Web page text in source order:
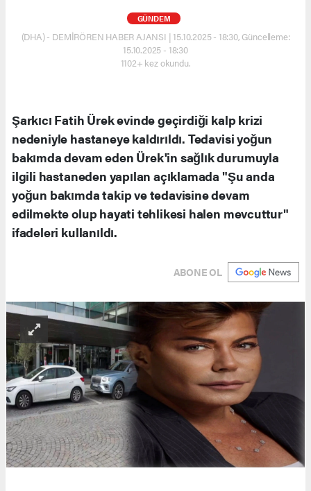
GÜNDEM
(DHA) - DEMİRÖREN HABER AJANSI | 15.10.2025 - 18:30, Güncelleme:
15.10.2025 - 18:30
1102+ kez okundu.
Şarkıcı Fatih Ürek evinde geçirdiği kalp krizi
nedeniyle hastaneye kaldırıldı. Tedavisi yoğun
bakımda devam eden Ürek'in sağlık durumuyla
ilgili hastaneden yapılan açıklamada "Şu anda
yoğun bakımda takip ve tedavisine devam
edilmekte olup hayati tehlikesi halen mevcuttur"
ifadeleri kullanıldı.
ABONE OL